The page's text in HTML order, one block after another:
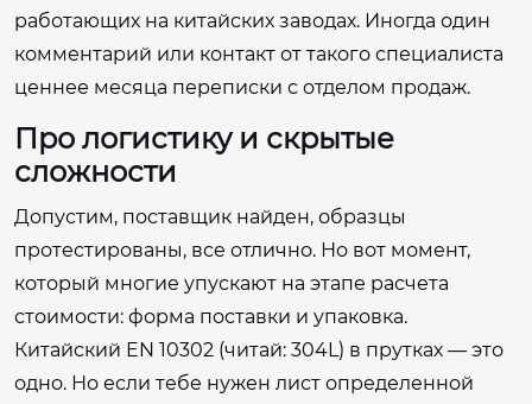
работающих на китайских заводах. Иногда один
комментарий или контакт от такого специалиста
ценнее месяца переписки с отделом продаж.
Про логистику и скрытые
сложности
Допустим, поставщик найден, образцы
протестированы, все отлично. Но вот момент,
который многие упускают на этапе расчета
стоимости: форма поставки и упаковка.
Китайский EN 10302 (читай: 304L) в прутках — это
одно. Но если тебе нужен лист определенной